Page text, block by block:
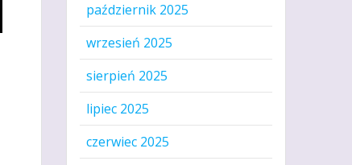
październik 2025
wrzesień 2025
sierpień 2025
lipiec 2025
czerwiec 2025